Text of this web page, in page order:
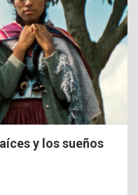
y los sueños